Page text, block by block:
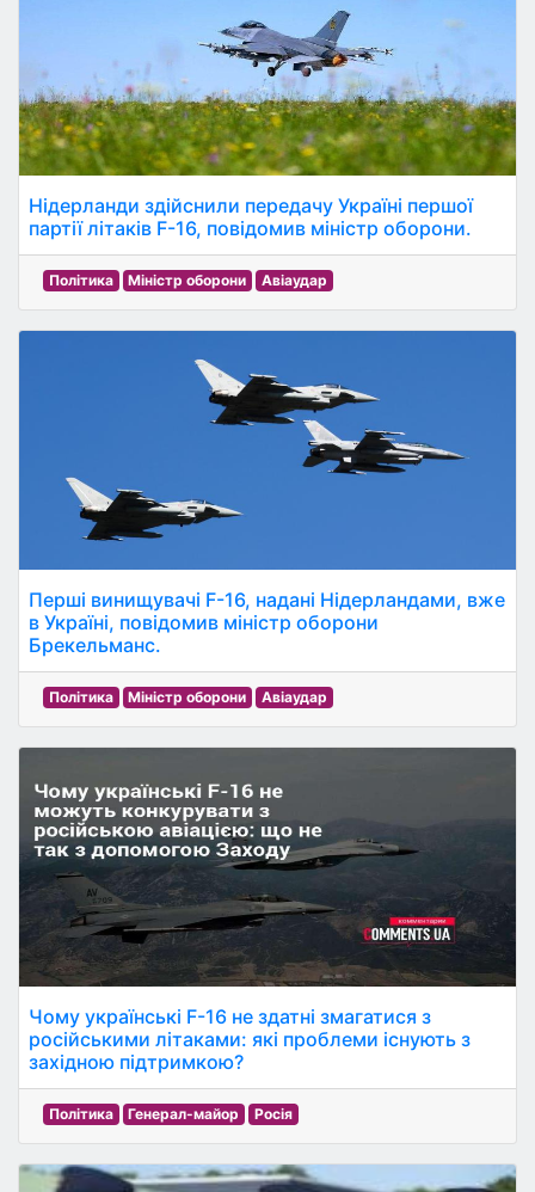
Нідерланди здійснили передачу Україні першої
партії літаків F-16, повідомив міністр оборони.
Політика Міністр оборони Авіаудар
Перші винищувачі F-16, надані Нідерландами, вже
в Україні, повідомив міністр оборони
Брекельманс.
Політика Міністр оборони Авіаудар
Чому українські F-16 не здатні змагатися з
російськими літаками: які проблеми існують з
західною підтримкою?
Політика Генерал-майор Росія